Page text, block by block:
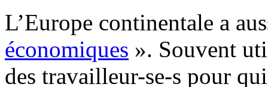
L’Europe continentale a
économiques ». Souvent
des travailleur-se-s pour